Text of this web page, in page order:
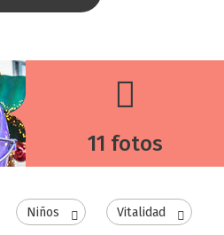
11 fotos
Niños Vitalidad